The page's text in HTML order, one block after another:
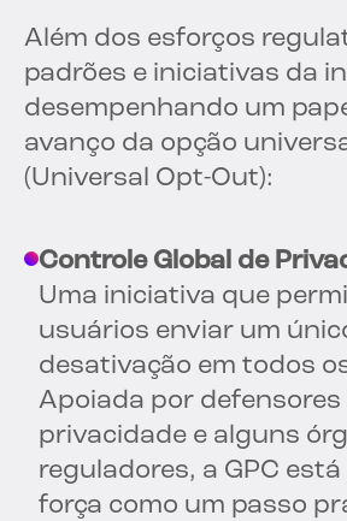
Além dos esforços
padrões e iniciativas da
desempenhando um
avanço da opção
(Universal Opt-Out):
Controle Global de
Uma iniciativa que
usuários enviar um
desativação em todos
Apoiada por defensores
privacidade e alguns
reguladores, a GPC
força como um passo